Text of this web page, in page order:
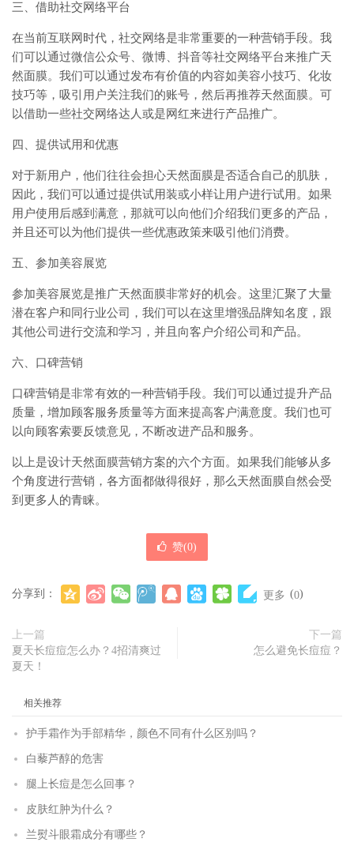
三、借助社交网络平台
在当前互联网时代，社交网络是非常重要的一种营销手段。我
们可以通过微信公众号、微博、抖音等社交网络平台来推广天
然面膜。我们可以通过发布有价值的内容如美容小技巧、化妆
技巧等，吸引用户关注我们的账号，然后再推荐天然面膜。可
以借助一些社交网络达人或是网红来进行产品推广。
四、提供试用和优惠
对于新用户，他们往往会担心天然面膜是否适合自己的肌肤，
因此，我们可以通过提供试用装或小样让用户进行试用。如果
用户使用后感到满意，那就可以向他们介绍我们更多的产品，
并且还可以为他们提供一些优惠政策来吸引他们消费。
五、参加美容展览
参加美容展览是推广天然面膜非常好的机会。这里汇聚了大量
潜在客户和同行业公司，我们可以在这里增强品牌知名度，跟
其他公司进行交流和学习，并且向客户介绍公司和产品。
六、口碑营销
口碑营销是非常有效的一种营销手段。我们可以通过提升产品
质量，增加顾客服务质量等方面来提高客户满意度。我们也可
以向顾客索要反馈意见，不断改进产品和服务。
以上是设计天然面膜营销方案的六个方面。如果我们能够从多
个角度进行营销，各方面都做得很好，那么天然面膜自然会受
到更多人的青睐。
赞(0)
分享到： 更多 (0)
上一篇
夏天长痘痘怎么办？4招清爽过
夏天！
下一篇
怎么避免长痘痘？
相关推荐
护手霜作为手部精华，颜色不同有什么区别吗？
白藜芦醇的危害
腿上长痘是怎么回事？
皮肤红肿为什么？
兰熨斗眼霜成分有哪些？